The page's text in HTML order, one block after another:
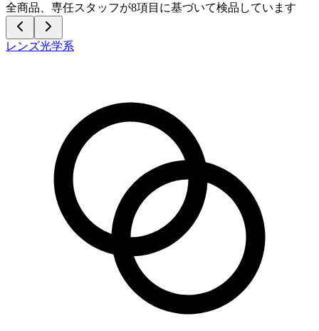
全商品、専任スタッフが8項目に基づいて検品しています
レンズ光学系